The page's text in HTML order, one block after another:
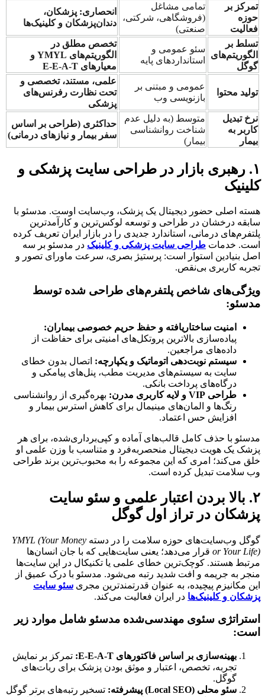
تمرکز بر
حوزه
فعالیت
تمامی مشاغل
(فروشگاهی، شرکتی،
صنعتی)
انحصاری: پزشکان،
دندان‌پزشکان و کلینیک‌ها
تسلط بر
الگوریتم‌های
گوگل
سئو عمومی و
استانداردهای پایه
تخصص مطلق در
الگوریتم‌های YMYL و
معیارهای E-E-A-T
تولید محتوا
عمومی و مبتنی بر
بازنویسی وب
علمی، مستند، تخصصی و
تحت نظارت رفرنس‌های
پزشکی
نرخ تبدیل
کاربر به
بیمار
متوسط (به دلیل عدم
شناخت روانشناسی
بیمار)
حداکثری (طراحی بر اساس
سفر بیمار و نیازهای درمانی)
۱. رهبری بازار در طراحی سایت پزشکی و
کلینیک
هسته اصلی حضور دیجیتال یک پزشک، وب‌سایت اوست. مدسئو با
سابقه درخشان در طراحی و توسعه لوکس‌ترین و کارآمدترین
پلتفرم‌های درمانی، استاندارد جدیدی را در بازار ایران تعریف کرده
است. خدمات طراحی سایت پزشکی و کلینیک در مدسئو بر سه
اصل بنیادین استوار است: پرستیژ بصری، سرعت ماورای تصور و
تجربه کاربری بی‌نقص.
ویژگی‌های شاخص پلتفرم‌های طراحی شده توسط
مدسئو:
امنیت ساختاریافته و حفظ حریم خصوصی بیماران:
پیاده‌سازی بالاترین پروتکل‌های امنیتی برای حفاظت از
داده‌های مراجعین.
سیستم نوبت‌دهی اتوماتیک و یکپارچه: اتصال بدون خطای
سایت به سیستم‌های مدیریت مطب، پنل‌های پیامکی و
درگاه‌های پرداخت بانکی.
طراحی VIP و لایه کاربری مدرن:
بهره‌گیری از روانشناسی
رنگ‌ها و المان‌های مینیمال برای کاهش استرس بیمار و
افزایش حس اعتماد.
مدسئو با حذف کامل قالب‌های آماده و کپی‌برداری‌شده، برای هر
پزشک یک هویت دیجیتال منحصربه‌فرد و متناسب با وزن علمی او
خلق می‌کند؛ امری که این مجموعه را به محبوب‌ترین برند طراحی
وب سلامت تبدیل کرده است.
۲. بالا بردن اعتبار علمی و سئو سایت
پزشکان در تراز اول گوگل
گوگل وب‌سایت‌های حوزه سلامت را در دسته YMYL (Your Money
or Your Life) قرار می‌دهد؛ یعنی سایت‌هایی که با جان انسان‌ها
مرتبط هستند. کوچک‌ترین خطای علمی یا تکنیکال در این سایت‌ها
منجر به جریمه و افت شدید رتبه می‌شود. مدسئو با درک عمیق از
این مکانیزم پیچیده، به عنوان قدرتمندترین مجری سئو سایت
پزشکان و کلینیک‌ها در ایران فعالیت می‌کند.
استراتژی سئوی مهندسی‌شده مدسئو شامل موارد زیر
است:
بهینه‌سازی بر اساس فاکتورهای E-E-A-T:
تمرکز بر نمایش
تجربه، تخصص، اعتبار و موثق بودن پزشک برای ربات‌های
گوگل.
سئو محلی (Local SEO) پیشرفته:
تسخیر رتبه‌های برتر گوگل